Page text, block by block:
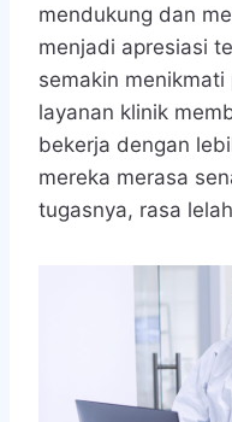
mendukung dan
menjadi apresiasi
semakin
layanan klinik
bekerja dengan
mereka merasa
tugasnya, rasa